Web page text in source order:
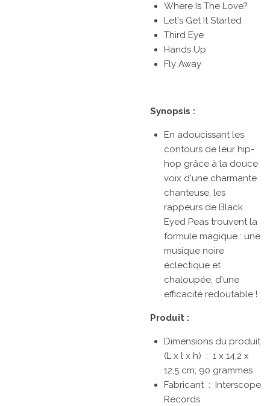
Where Is The Love?
Let's Get It Started
Third Eye
Hands Up
Fly Away
Synopsis :
En adoucissant les
contours de leur hip-
hop grâce à la douce
voix d'une charmante
chanteuse, les
rappeurs de Black
Eyed Peas trouvent la
formule magique : une
musique noire
éclectique et
chaloupée, d'une
efficacité redoutable !
Produit :
Dimensions du produit
(L x l x h) ‏ : ‎ 1 x 14,2 x
12,5 cm; 90 grammes
Fabricant ‏ : ‎ Interscope
Records